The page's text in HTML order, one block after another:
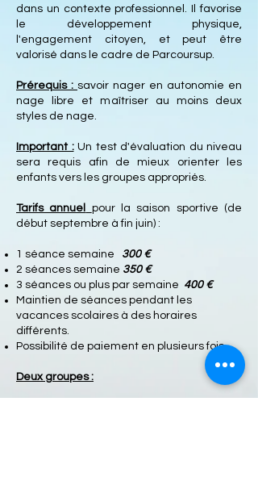
dans un contexte professionnel. Il favorise
le développement physique,
l'engagement citoyen, et peut être
valorisé dans le cadre de Parcoursup.
Prérequis : savoir nager en autonomie en
nage libre et maîtriser au moins deux
styles de nage.
Important : Un test d'évaluation du niveau
sera requis afin de mieux orienter les
enfants vers les groupes appropriés.
Tarifs annuel
pour la saison sportive (de
début septembre à fin juin) :
1 séance semaine 300 €
2 séances semaine 350 €
3 séances ou plus par semaine 400 €
Maintien de séances pendant les
vacances scolaires à des horaires
différents.
Possibilité de paiement en plusieurs fois
Deux groupes :